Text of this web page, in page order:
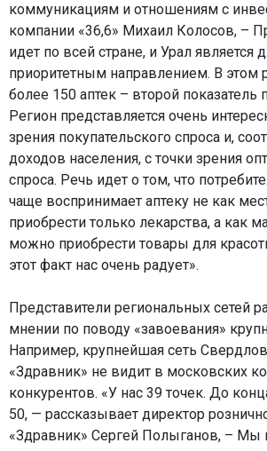
коммуникациям и отношениям с
компании «36,6» Михаил Колосов, –
идет по всей стране, и Урал является
приоритетным направлением. В этом
более 150 аптек – второй
Регион представляется очень
зрения покупательского спроса и,
доходов населения, с точки зрения
спроса. Речь идет о том, что
чаще воспринимает аптеку не как
приобрести только лекарства, а как
можно приобрести товары для
этот факт нас очень радует».
Представители региональных сетей
мнении по поводу «завоевания»
Например, крупнейшая сеть
«Здравник» не видит в московских
конкурентов. «У нас 39 точек. До
50, — рассказывает директор
«Здравник» Сергей Полыганов, – Мы